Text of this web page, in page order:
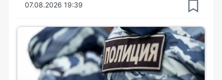
07.08.2026 19:39